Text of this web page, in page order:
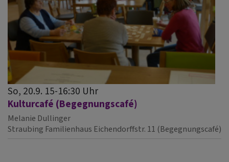
So, 20.9. 15-16:30 Uhr
Kulturcafé (Begegnungscafé)
Melanie Dullinger
Straubing Familienhaus Eichendorffstr. 11 (Begegnungscafé)